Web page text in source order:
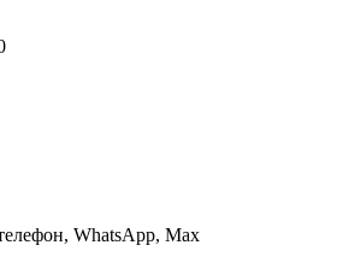
WhatsApp, Мах